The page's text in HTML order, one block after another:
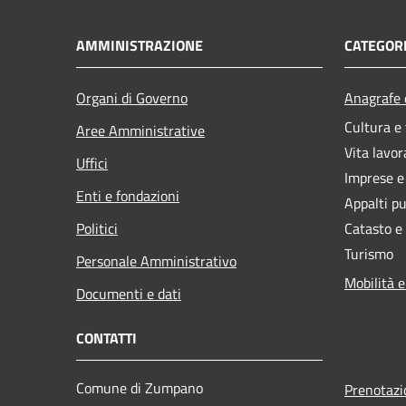
AMMINISTRAZIONE
Organi di Governo
Aree Amministrative
Uffici
Enti e fondazioni
Politici
Personale Amministrativo
Documenti e dati
Cultura
Vita
Imprese
Appalti
Catasto
Turismo
Mobilità
CONTATTI
Comune di Zumpano